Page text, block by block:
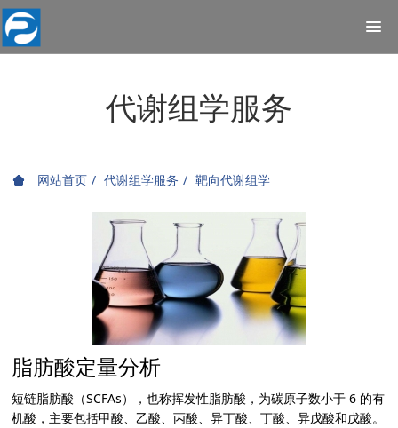
代谢组学服务
网站首页 代谢组学服务 靶向代谢组学
脂肪酸定量分析
短链脂肪酸（SCFAs），也称挥发性脂肪酸，为碳原子数小于 6 的有
机酸，主要包括甲酸、乙酸、丙酸、异丁酸、丁酸、异戊酸和戊酸。